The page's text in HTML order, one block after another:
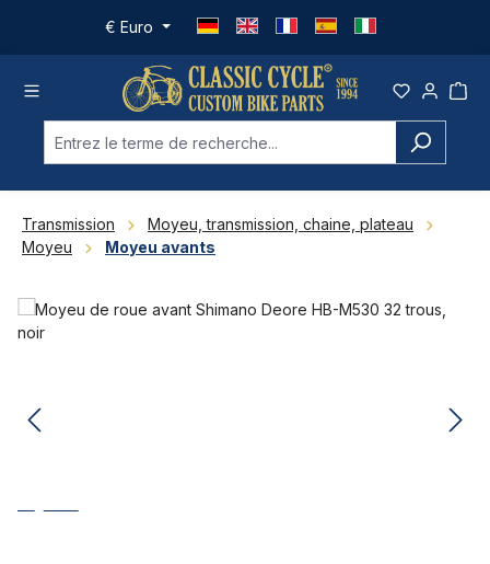
Passer au contenu principal
€ Euro
Transmission
Moyeu, transmission, chaine, plateau
Moyeu
Moyeu avants
Ignorer la galerie d'images